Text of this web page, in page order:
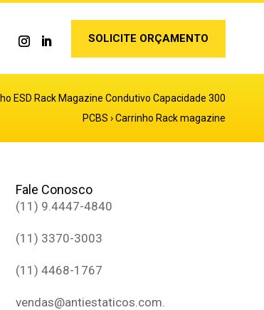
SOLICITE ORÇAMENTO
ESD Rack Magazine Condutivo Capacidade 300
PCBS ›Carrinho Rack magazine
Fale Conosco
(11) 9.4447-4840
(11) 3370-3003
(11) 4468-1767
vendas@antiestaticos.com.